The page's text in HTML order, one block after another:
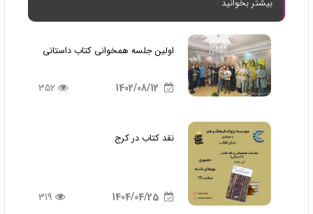
بیشتر بخوانید
اولین جلسه همخوانی کتاب داستانی
1402/08/12
352
نقد کتاب در کرج
1404/04/25
319